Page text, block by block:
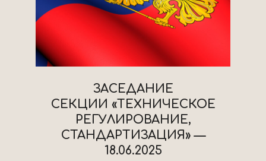
ЗАСЕДАНИЕ
СЕКЦИИ «ТЕХНИЧЕСКОЕ
РЕГУЛИРОВАНИЕ,
СТАНДАРТИЗАЦИЯ» —
18.06.2025